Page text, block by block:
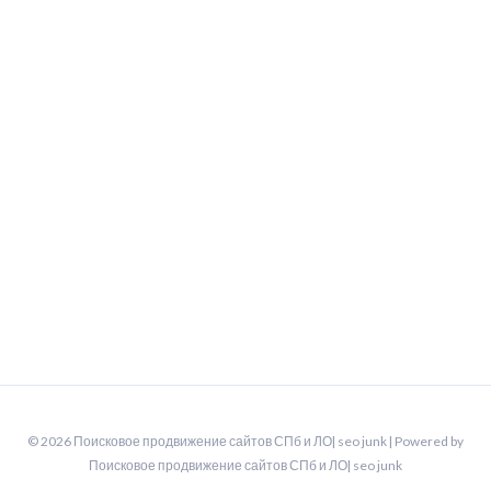
© 2026 Поисковое продвижение сайтов СПб и ЛО| seo junk | Powered by
Поисковое продвижение сайтов СПб и ЛО| seo junk